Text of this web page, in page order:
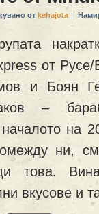
от kehajota
от
и Боян
–
на
ни,
това.
вкусове и